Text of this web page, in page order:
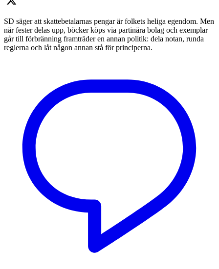
SD säger att skattebetalarnas pengar är folkets heliga egendom. Men
när fester delas upp, böcker köps via partinära bolag och exemplar
går till förbränning framträder en annan politik: dela notan, runda
reglerna och låt någon annan stå för principerna.